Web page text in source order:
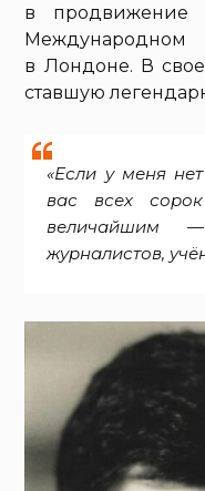
в продвижение
Международном
в Лондоне. В
ставшую
«Если у меня
вас всех
величайшим
журналистов,